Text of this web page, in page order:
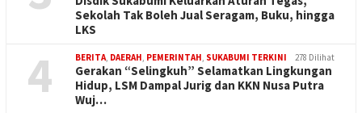
Sekolah Tak Boleh Jual Seragam, Buku, hingga
LKS
4 BERITA DAERAH PEMERINTAH SUKABUMI TERKINI 278 Dilihat
Gerakan “Selingkuh” Selamatkan Lingkungan
Hidup, LSM Dampal Jurig dan KKN Nusa Putra
Wuj…